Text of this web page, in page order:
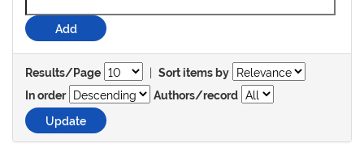
Results/Page | Sort items by
In order
Authors/record